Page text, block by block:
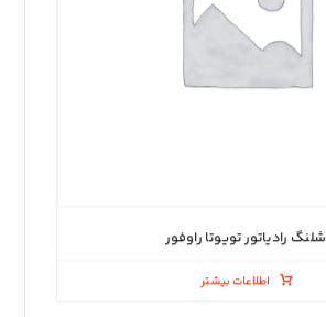
شلنگ رادیاتور تویوتا راوفور
اطلاعات بیشتر